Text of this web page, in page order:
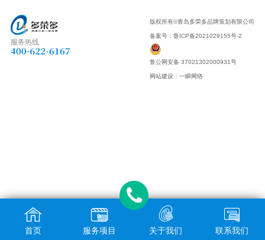
服务热线
版权所有©青岛多荣多品牌策划有限公司
备案号：鲁ICP备2021029155号-2
鲁公网安备 37021302000931号
网站建设 ：一瞬网络
首页 服务项目 关于我们 联系我们